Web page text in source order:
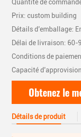
Quantité de
Prix: custom building
Détails d'emballage:
Délai de livraison: 60-
Conditions de
Capacité
Obtenez le
Détails de produit